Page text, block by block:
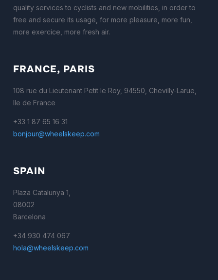
quality services to cyclists and new mobilities, in order to
free and secure its usage, for more pleasure, more fun,
more exercice, more fresh air.
FRANCE, PARIS
108 rue du Lieutenant Petit le Roy, 94550, Chevilly-Larue,
Ile de France
+33 1 87 65 16 31
bonjour@wheelskeep.com
SPAIN
Plaza Catalunya 1,
08002
Barcelona
+34 930 474 067
hola@wheelskeep.com